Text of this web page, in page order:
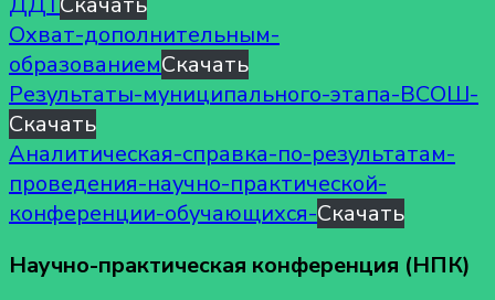
Охват-дополнительным-
образованиемСкачать
Результаты-муниципального-этапа-ВСОШ-
Скачать
Аналитическая-справка-по-результатам-
проведения-научно-практической-
конференции-обучающихся-Скачать
Научно-практическая конференция (НПК)